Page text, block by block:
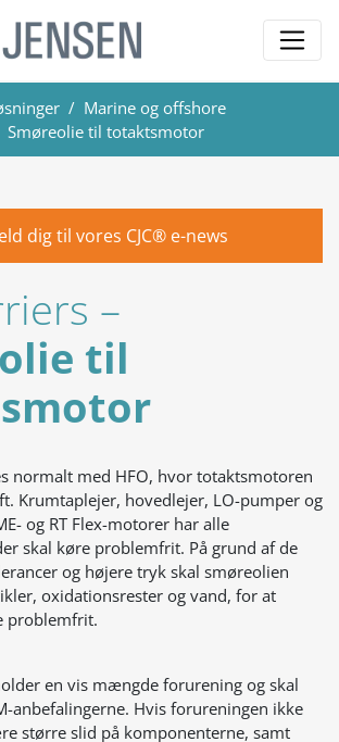
Marine og offshore
Smøreolie til totaktsmotor
dig til vores CJC® e-news
–
til
normalt med HFO, hvor totaktsmotoren
Krumtaplejer, hovedlejer, LO-pumper og
og RT Flex-motorer har alle
skal køre problemfrit. På grund af de
og højere tryk skal smøreolien
oxidationsrester og vand, for at
problemfrit.
en vis mængde forurening og skal
anbefalingerne. Hvis forureningen ikke
større slid på komponenterne, samt